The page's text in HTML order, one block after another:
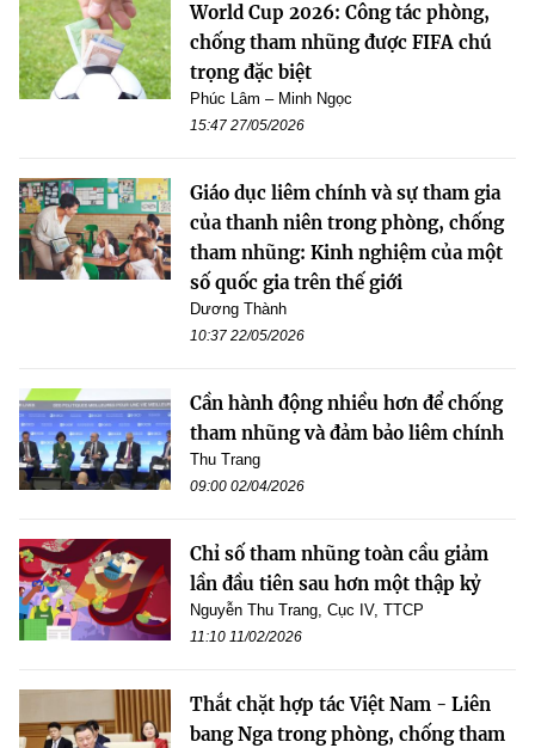
World Cup 2026: Công tác phòng,
chống tham nhũng được FIFA chú
trọng đặc biệt
Phúc Lâm – Minh Ngọc
15:47 27/05/2026
Giáo dục liêm chính và sự tham gia
của thanh niên trong phòng, chống
tham nhũng: Kinh nghiệm của một
số quốc gia trên thế giới
Dương Thành
10:37 22/05/2026
Cần hành động nhiều hơn để chống
tham nhũng và đảm bảo liêm chính
Thu Trang
09:00 02/04/2026
Chỉ số tham nhũng toàn cầu giảm
lần đầu tiên sau hơn một thập kỷ
Nguyễn Thu Trang, Cục IV, TTCP
11:10 11/02/2026
Thắt chặt hợp tác Việt Nam - Liên
bang Nga trong phòng, chống tham